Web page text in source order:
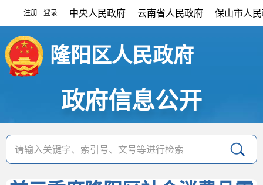
注册 登录 中央人民政府 云南省人民政府 保山市人
隆阳区人民政府
政府信息公开